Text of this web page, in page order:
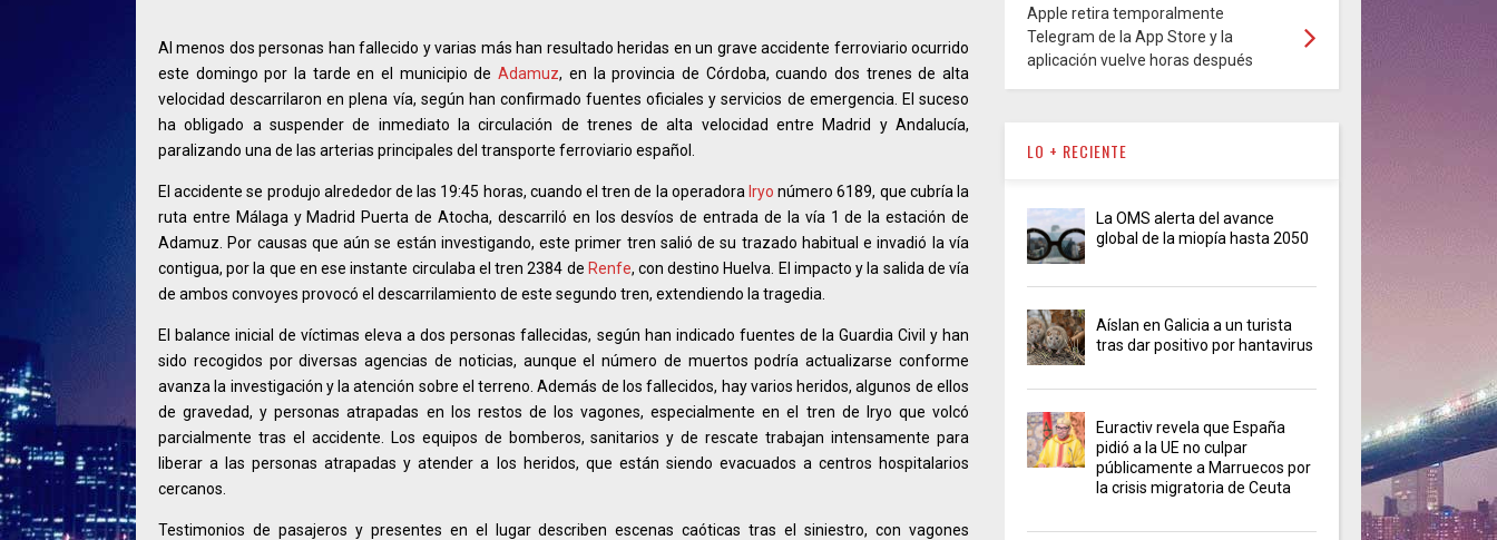
Al menos dos personas han fallecido y varias más han resultado heridas en un grave accidente ferroviario ocurrido
este domingo por la tarde en el municipio deAdamuz, en la provincia de Córdoba, cuando dos trenes de alta
velocidad descarrilaron en plena vía, según han confirmado fuentes oficiales y servicios de emergencia. El suceso
ha obligado a suspender de inmediato la circulación de trenes de alta velocidad entre Madrid y Andalucía,
paralizando una de las arterias principales del transporte ferroviario español.
El accidente se produjo alrededor de las 19:45 horas, cuando el tren de la operadora Iryo número 6189, que cubría la
ruta entre Málaga y Madrid Puerta de Atocha, descarriló en los desvíos de entrada de la vía 1 de la estación de
Adamuz. Por causas que aún se están investigando, este primer tren salió de su trazado habitual e invadió la vía
contigua, por la que en ese instante circulaba el tren 2384 de Renfe, con destino Huelva. El impacto y la salida de vía
de ambos convoyes provocó el descarrilamiento de este segundo tren, extendiendo la tragedia.
El balance inicial de víctimas eleva a dos personas fallecidas, según han indicado fuentes de la Guardia Civil y han
sido recogidos por diversas agencias de noticias, aunque el número de muertos podría actualizarse conforme
avanza la investigación y la atención sobre el terreno. Además de los fallecidos, hay varios heridos, algunos de ellos
de gravedad, y personas atrapadas en los restos de los vagones, especialmente en el tren de Iryo que volcó
parcialmente tras el accidente. Los equipos de bomberos, sanitarios y de rescate trabajan intensamente para
liberar a las personas atrapadas y atender a los heridos, que están siendo evacuados a centros hospitalarios
cercanos.
Testimonios de pasajeros y presentes en el lugar describen escenas caóticas tras el siniestro, con vagones
Apple retira temporalmente
Telegram de la App Store y la
aplicación vuelve horas después
LO + RECIENTE
La OMS alerta del avance
global de la miopía hasta 2050
Aíslan en Galicia a un turista
tras dar positivo por hantavirus
Euractiv revela que España
pidió a la UE no culpar
públicamente a Marruecos por
la crisis migratoria de Ceuta